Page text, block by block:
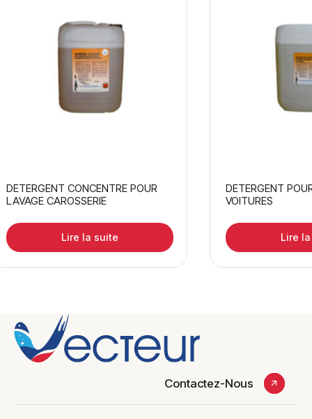
DETERGENT CONCENTRE POUR
LAVAGE CAROSSERIE
Lire la suite
DETERGENT
VOITURES
Lire
Contactez-Nous